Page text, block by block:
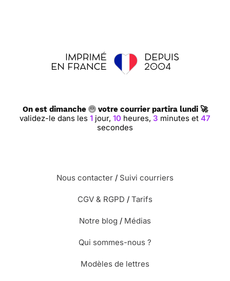
On est dimanche votre courrier partira lundi 🚀
validez-le dans les 1 jour, 10 heures, 3 minutes et 47
secondes
Nous contacter / Suivi courriers
CGV & RGPD / Tarifs
Notre blog / Médias
Qui sommes-nous ?
Modèles de lettres